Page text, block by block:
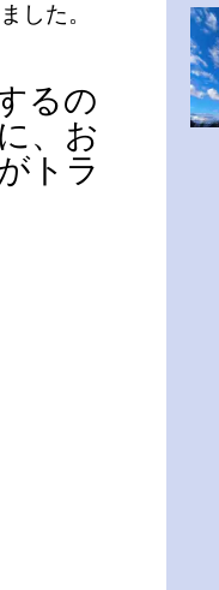
した。
るの
、お
トラ